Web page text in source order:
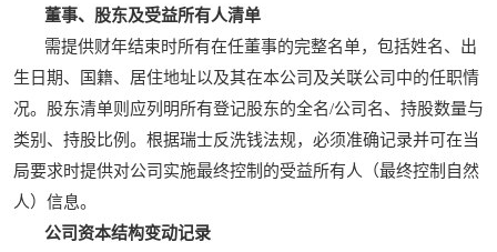
董事、股东及受益所有人清单
需提供财年结束时所有在任董事的完整名单，包括姓名、出
生日期、国籍、居住地址以及其在本公司及关联公司中的任职情
况。股东清单则应列明所有登记股东的全名/公司名、持股数量与
类别、持股比例。根据瑞士反洗钱法规，必须准确记录并可在当
局要求时提供对公司实施最终控制的受益所有人（最终控制自然
人）信息。
公司资本结构变动记录